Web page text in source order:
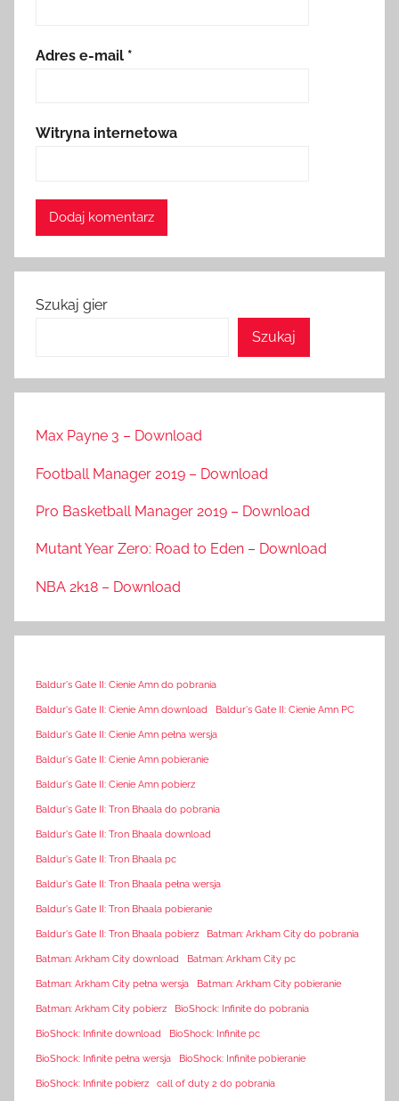
Adres e-mail *
Witryna internetowa
Szukaj gier
Szukaj
Max Payne 3 – Download
Football Manager 2019 – Download
Pro Basketball Manager 2019 – Download
Mutant Year Zero: Road to Eden – Download
NBA 2k18 – Download
Baldur's Gate II: Cienie Amn do pobrania
Baldur's Gate II: Cienie Amn download Baldur's Gate II: Cienie Amn PC
Baldur's Gate II: Cienie Amn pełna wersja
Baldur's Gate II: Cienie Amn pobieranie
Baldur's Gate II: Cienie Amn pobierz
Baldur's Gate II: Tron Bhaala do pobrania
Baldur's Gate II: Tron Bhaala download
Baldur's Gate II: Tron Bhaala pc
Baldur's Gate II: Tron Bhaala pełna wersja
Baldur's Gate II: Tron Bhaala pobieranie
Baldur's Gate II: Tron Bhaala pobierz Batman: Arkham City do pobrania
Batman: Arkham City download Batman: Arkham City pc
Batman: Arkham City pełna wersja Batman: Arkham City pobieranie
Batman: Arkham City pobierz BioShock: Infinite do pobrania
BioShock: Infinite download BioShock: Infinite pc
BioShock: Infinite pełna wersja BioShock: Infinite pobieranie
BioShock: Infinite pobierz call of duty 2 do pobrania